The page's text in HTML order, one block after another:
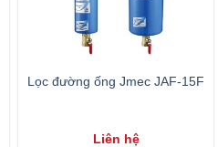
Lọc đường ống Jmec JAF-15F
Liên hệ